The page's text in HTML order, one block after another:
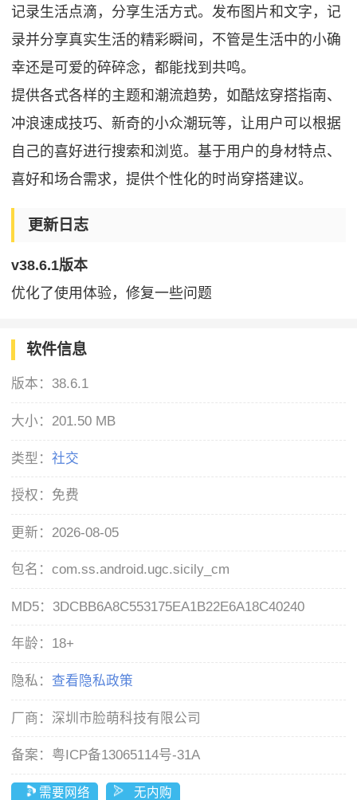
记录生活点滴，分享生活方式。发布图片和文字，记
录并分享真实生活的精彩瞬间，不管是生活中的小确
幸还是可爱的碎碎念，都能找到共鸣。
提供各式各样的主题和潮流趋势，如酷炫穿搭指南、
冲浪速成技巧、新奇的小众潮玩等，让用户可以根据
自己的喜好进行搜索和浏览。基于用户的身材特点、
喜好和场合需求，提供个性化的时尚穿搭建议。
更新日志
v38.6.1版本
优化了使用体验，修复一些问题
软件信息
版本： 38.6.1
大小： 201.50 MB
类型：社交
授权： 免费
更新： 2026-08-05
包名：com.ss.android.ugc.sicily_cm
MD5： 3DCBB6A8C553175EA1B22E6A18C40240
年龄： 18+
隐私： 查看隐私政策
厂商： 深圳市脸萌科技有限公司
备案： 粤ICP备13065114号-31A
需要网络 无内购